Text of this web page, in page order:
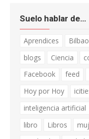
Suelo hablar de…
Aprendices Bilbao
blogs
Ciencia
Facebook
feed
Hoy por Hoy
inteligencia artificial
libro
Libros